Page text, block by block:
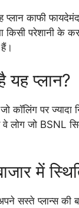
प्लान काफी
किसी परेशानी के
यह प्लान?
कॉलिंग पर ज्यादा
लोग जो BSNL
में
सस्ते प्लान्स की